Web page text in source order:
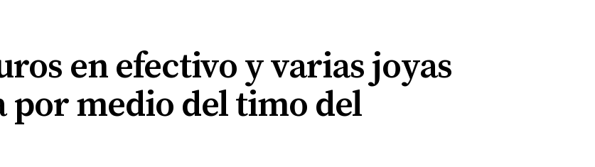
en efectivo y varias joyas
por medio del timo del